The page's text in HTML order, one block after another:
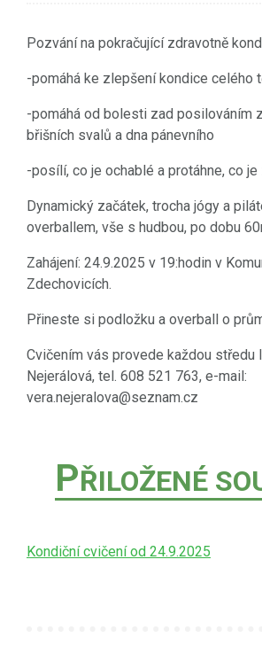
Pozvání na pokračující zdravotně
-pomáhá ke zlepšení kondice celého
-pomáhá od bolesti zad posilováním
břišních svalů a dna pánevního
-posílí, co je ochablé a protáhne, co je
Dynamický začátek, trocha jógy a
overballem, vše s hudbou, po dobu
Zahájení: 24.9.2025 v 19:hodin v
Zdechovicích.
Přineste si podložku a overball o
Cvičením vás provede každou středu
Nejerálová, tel. 608 521 763, e-mail:
vera.nejeralova@seznam.cz
PŘILOŽENÉ
Kondiční cvičení od 24.9.2025